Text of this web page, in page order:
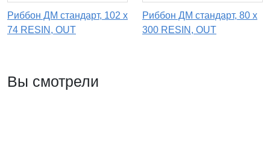
Риббон ДМ стандарт, 102 х
74 RESIN, OUT
Риббон ДМ стандарт, 80 х
300 RESIN, OUT
Вы смотрели